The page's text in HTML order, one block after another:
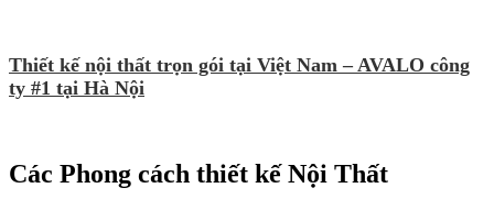
Thiết kế nội thất trọn gói tại Việt Nam – AVALO công
ty #1 tại Hà Nội
Các Phong cách thiết kế Nội Thất